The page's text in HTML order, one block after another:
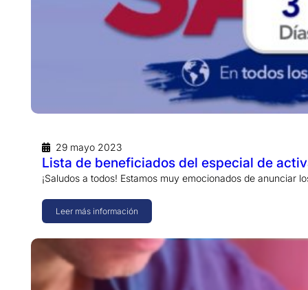
29 mayo 2023
Lista de beneficiados del especial de
¡Saludos a todos! Estamos muy emocionados de anunciar
Leer más información